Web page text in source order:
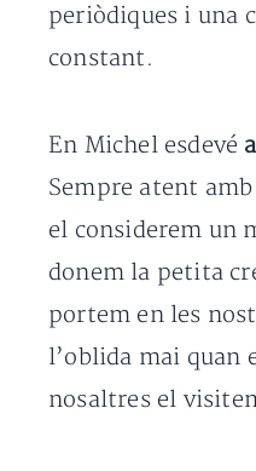
periòdiques i una
constant.
En Michel esdevé
Sempre atent
el considerem un
donem la petita
portem en les
l’oblida mai quan
nosaltres el